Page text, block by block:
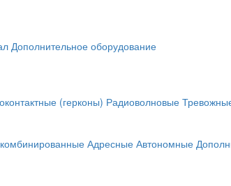
Дополнительное оборудование
(герконы) Радиоволновые
Адресные Автономные